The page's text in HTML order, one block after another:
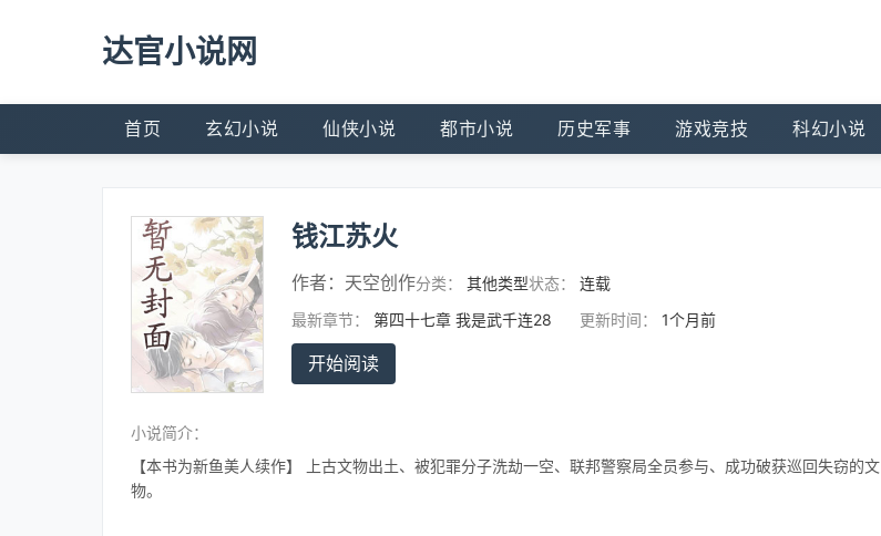
达官小说网
首页 玄幻小说 仙侠小说 都市小说 历史军事 游戏竞技 科幻小说
钱江苏火
作者： 天空创作分类： 其他类型状态：
连载
最新章节：
第四十七章 我是武千连28 更新时间： 1个月前
开始阅读
小说简介：
【本书为新鱼美人续作】 上古文物出土、被犯罪分子洗劫一空、联邦警察局全员参与、成功破获巡回失窃的文
物。